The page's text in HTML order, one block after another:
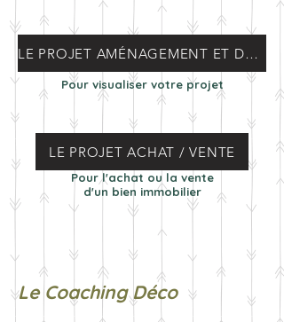
LE PROJET AMÉNAGEMENT ET DÉCORATION
Pour visualiser votre projet
LE PROJET ACHAT / VENTE
Pour l'achat ou la vente
d'un bien immobilier
Le Coaching Déco